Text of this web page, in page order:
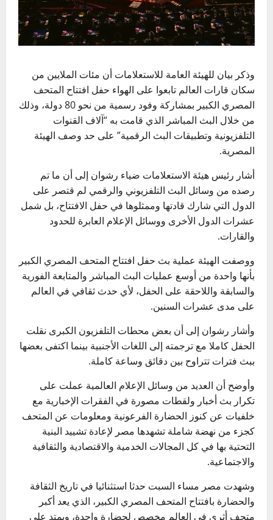
وذكر بيان للهيئة العامة للاستعلامات أن مئات الملايين من
سكان قارات العالم تابعوا على الهواء حفل افتتاح المتحف
المصري الكبير بمشاركة وفود رسمية من نحو 80 دولة، وذلك
من خلال البث المباشر الذي قامت به “آلاف القنوات
التلفزيونية وتطبيقات البث الرقمية” على حد وصف الهيئة
المصرية.
أشار رئيس هيئة الاستعلامات ضياء رشوان إلى أن ما تم
رصده من وسائل البث التلفزيوني والرقمي لم قتصر على
الدول التي شارك قادتها وممثلوها في حفل الافتتاح، بل شمل
عشرات الدول الأخرى ووسائل الإعلام العابرة للحدود
والقارات.
ووصفت الهيئة عملية بث حفل افتتاح المتحف المصري الكبير
بأنها واحدة من أوسع عمليات البث المباشر والمتابعة الفورية
والسابقة واللاحقة على الحفل، لأي حدث ثقافي في العالم
على مدى عشرات السنين.
وأشار رشوان إلى أن بعض محطات التلفزيون الكبرى نقلت
الحفل كاملا مع ترجمته إلى اللغات الأجنبية بينما اكتفى بعضها
ببث فترات تتراوح بين دقائق وساعة كاملة.
وأوضح أن العديد من وسائل الإعلام العالمية عملت على
تكرار بث أخبار ولقطات مصورة في الفقرات الإخبارية مع
خلفيات عن كنوز الحضارة الفرعونية ومعلومات عن المتحف
كجزء من نهضة شاملة تشهدها مصر لإعادة تشييد البنية
التحتية بها في كل المجالات الخدمية والاقتصادية والثقافية
والاجتماعية.
وشهدت مصر مساء السبت حدثا استثنائيا في تاريخ الثقافة
والحضارة بافتتاح المتحف المصري الكبير، الذي يعد أكبر
متحف أثري في العالم مخصص لحضارة واحدة، ويمتد على